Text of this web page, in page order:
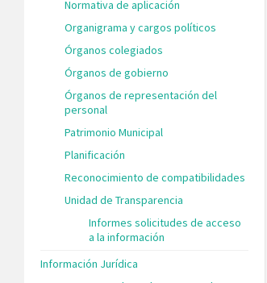
Normativa de aplicación
Organigrama y cargos políticos
Órganos colegiados
Órganos de gobierno
Órganos de representación del
personal
Patrimonio Municipal
Planificación
Reconocimiento de compatibilidades
Unidad de Transparencia
Informes solicitudes de acceso
a la información
Información Jurídica